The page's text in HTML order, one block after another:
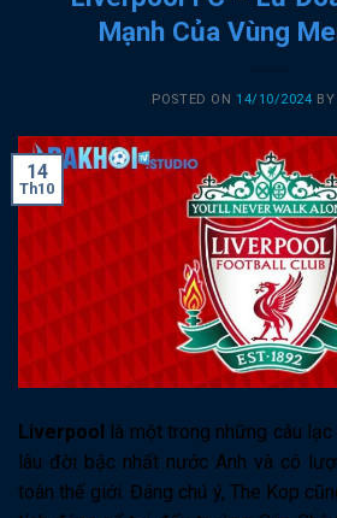
Mạnh Của Vùng
POSTED ON 14/10/2024 BY
14
Th10
Liverpool là một trong những câu
lâu đời bậc nhất nước Anh và có
toàn thế giới. Đáng chú ý, The Kop